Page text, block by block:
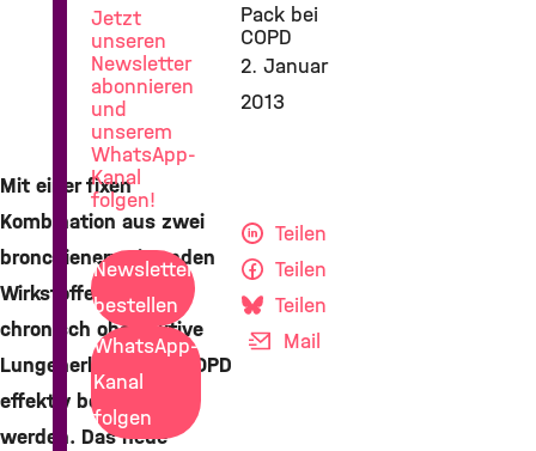
Pack bei
COPD
2. Januar
2013
Mit einer fixen
Kombination aus zwei
bronchienerweiternden
Wirkstoffen kann die
chronisch obstruktive
Lungenerkrankung COPD
effektiv behandelt
werden. Das neue
Teilen
Teilen
Teilen
Mail
Jetzt
unseren
Newsletter
abonnieren
und
unserem
WhatsApp-
Kanal
folgen!
Newsletter
bestellen
WhatsApp-
Kanal
folgen